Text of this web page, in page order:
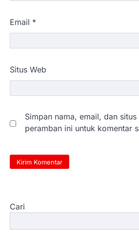
Email *
Situs Web
Simpan nama, email, dan
peramban ini untuk komentar
Cari